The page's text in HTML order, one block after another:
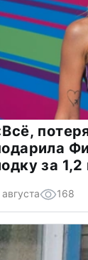
за
168